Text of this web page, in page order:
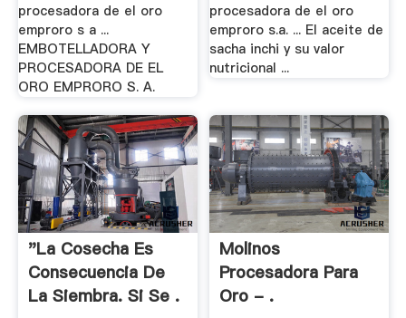
procesadora de el oro
emproro s a ...
EMBOTELLADORA Y
PROCESADORA DE EL
ORO EMPRORO S. A.
procesadora de el oro
emproro s.a. ... El aceite de
sacha inchi y su valor
nutricional ...
"La Cosecha Es
Consecuencia De
La Siembra. Si Se .
Molinos
Procesadora Para
Oro - .